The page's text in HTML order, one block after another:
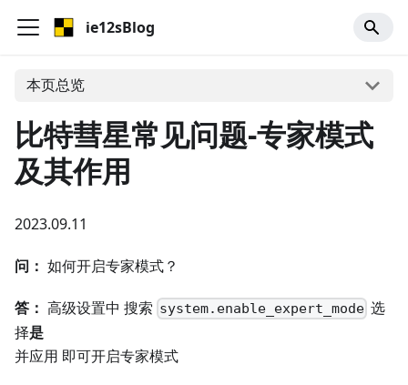
ie12sBlog
本页总览
比特彗星常见问题-专家模式
及其作用
2023.09.11
问： 如何开启专家模式？
答： 高级设置中 搜索 system.enable_expert_mode 选
择是
并应用 即可开启专家模式